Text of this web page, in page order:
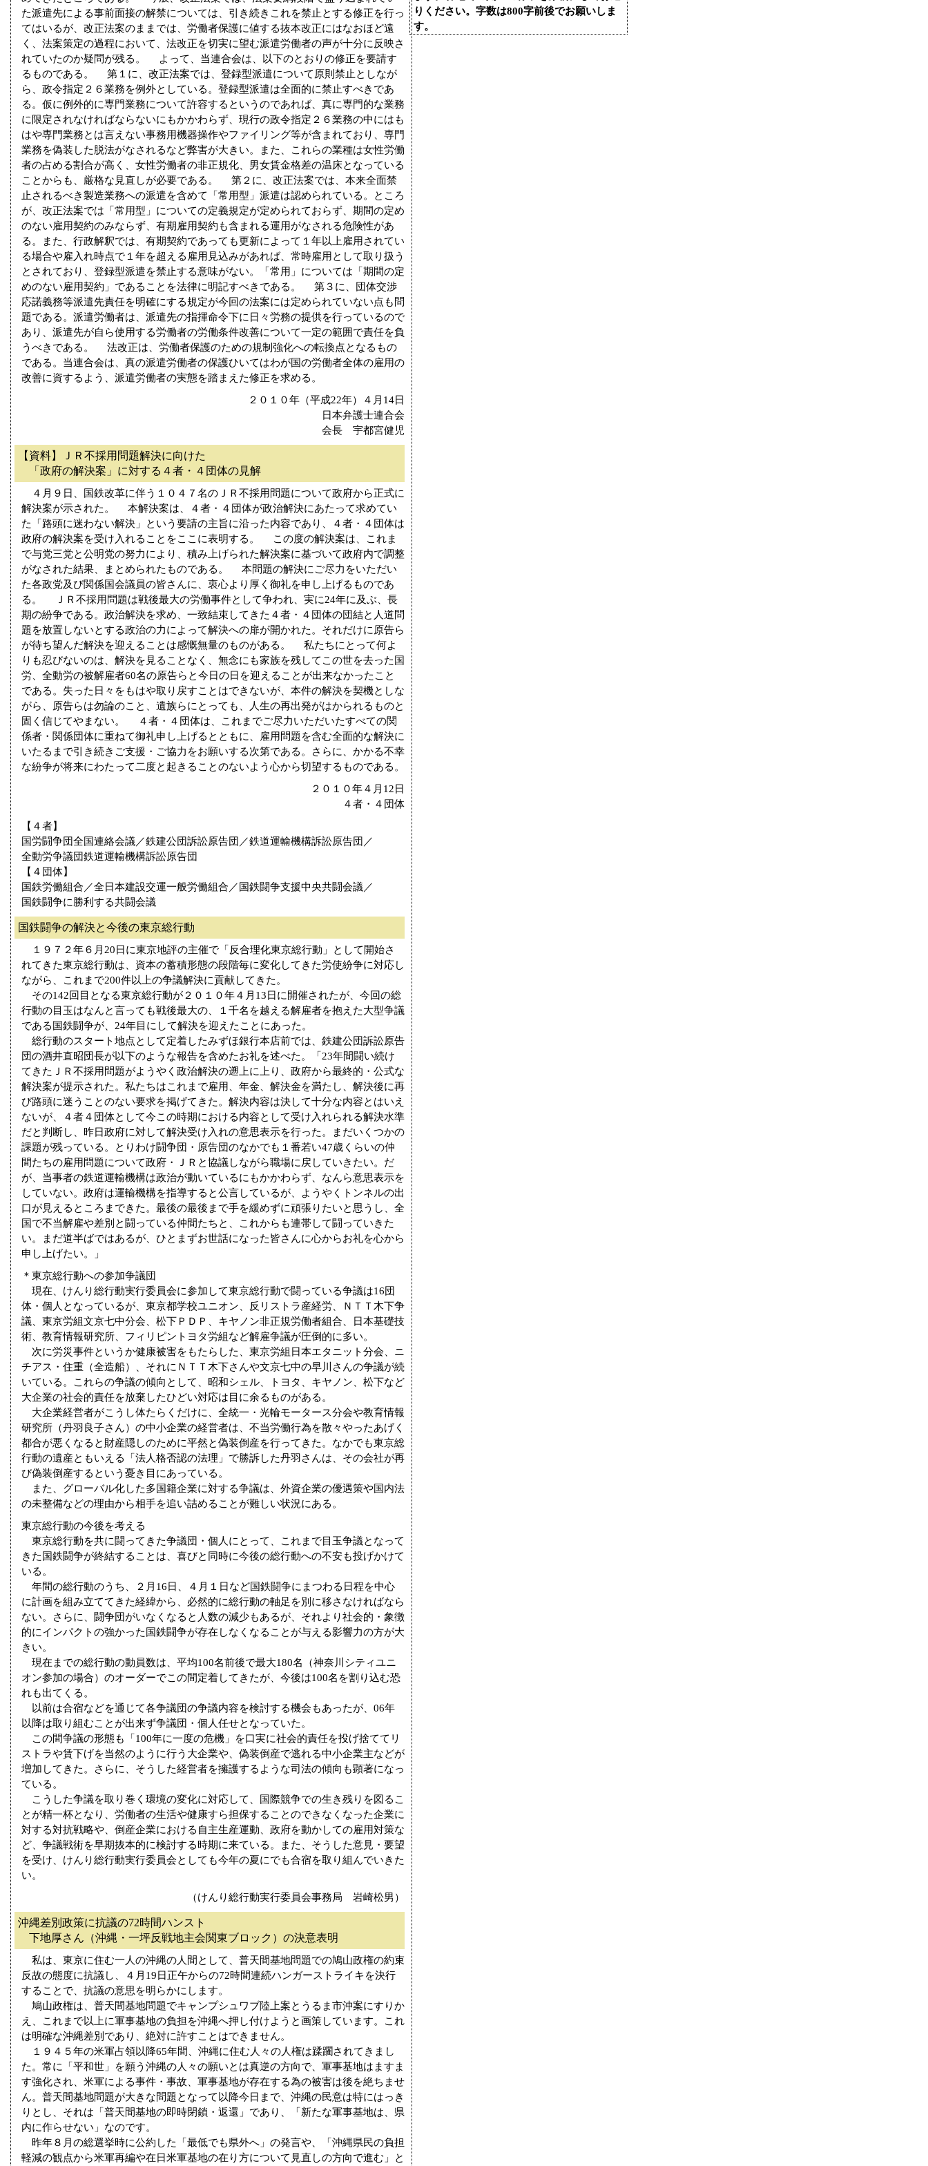
た派遣先による事前面接の解禁については、引き続きこれを禁止とする修正を行っ
てはいるが、改正法案のままでは、労働者保護に値する抜本改正にはなおほど遠
く、法案策定の過程において、法改正を切実に望む派遣労働者の声が十分に反映さ
れていたのか疑問が残る。 よって、当連合会は、以下のとおりの修正を要請す
るものである。 第１に、改正法案では、登録型派遣について原則禁止としなが
ら、政令指定２６業務を例外としている。登録型派遣は全面的に禁止すべきであ
る。仮に例外的に専門業務について許容するというのであれば、真に専門的な業務
に限定されなければならないにもかかわらず、現行の政令指定２６業務の中にはも
はや専門業務とは言えない事務用機器操作やファイリング等が含まれており、専門
業務を偽装した脱法がなされるなど弊害が大きい。また、これらの業種は女性労働
者の占める割合が高く、女性労働者の非正規化、男女賃金格差の温床となっている
ことからも、厳格な見直しが必要である。 第２に、改正法案では、本来全面禁
止されるべき製造業務への派遣を含めて「常用型」派遣は認められている。ところ
が、改正法案では「常用型」についての定義規定が定められておらず、期間の定め
のない雇用契約のみならず、有期雇用契約も含まれる運用がなされる危険性があ
る。また、行政解釈では、有期契約であっても更新によって１年以上雇用されてい
る場合や雇入れ時点で１年を超える雇用見込みがあれば、常時雇用として取り扱う
とされており、登録型派遣を禁止する意味がない。「常用」については「期間の定
めのない雇用契約」であることを法律に明記すべきである。 第３に、団体交渉
応諾義務等派遣先責任を明確にする規定が今回の法案には定められていない点も問
題である。派遣労働者は、派遣先の指揮命令下に日々労務の提供を行っているので
あり、派遣先が自ら使用する労働者の労働条件改善について一定の範囲で責任を負
うべきである。 法改正は、労働者保護のための規制強化への転換点となるもの
である。当連合会は、真の派遣労働者の保護ひいてはわが国の労働者全体の雇用の
改善に資するよう、派遣労働者の実態を踏まえた修正を求める。
２０１０年（平成22年）４月14日
日本弁護士連合会
会長 宇都宮健児
【資料】ＪＲ不採用問題解決に向けた
「政府の解決案」に対する４者・４団体の見解
４月９日、国鉄改革に伴う１０４７名のＪＲ不採用問題について政府から正式に
解決案が示された。 本解決案は、４者・４団体が政治解決にあたって求めてい
た「路頭に迷わない解決」という要請の主旨に沿った内容であり、４者・４団体は
政府の解決案を受け入れることをここに表明する。 この度の解決案は、これま
で与党三党と公明党の努力により、積み上げられた解決案に基づいて政府内で調整
がなされた結果、まとめられたものである。 本問題の解決にご尽力をいただい
た各政党及び関係国会議員の皆さんに、衷心より厚く御礼を申し上げるものであ
る。 ＪＲ不採用問題は戦後最大の労働事件として争われ、実に24年に及ぶ、長
期の紛争である。政治解決を求め、一致結束してきた４者・４団体の団結と人道問
題を放置しないとする政治の力によって解決への扉が開かれた。それだけに原告ら
が待ち望んだ解決を迎えることは感慨無量のものがある。 私たちにとって何よ
りも忍びないのは、解決を見ることなく、無念にも家族を残してこの世を去った国
労、全動労の被解雇者60名の原告らと今日の日を迎えることが出来なかったこと
である。失った日々をもはや取り戻すことはできないが、本件の解決を契機としな
がら、原告らは勿論のこと、遺族らにとっても、人生の再出発がはかられるものと
固く信じてやまない。 ４者・４団体は、これまでご尽力いただいたすべての関
係者・関係団体に重ねて御礼申し上げるとともに、雇用問題を含む全面的な解決に
いたるまで引き続きご支援・ご協力をお願いする次第である。さらに、かかる不幸
な紛争が将来にわたって二度と起きることのないよう心から切望するものである。
２０１０年４月12日
４者・４団体
【４者】
国労闘争団全国連絡会議／鉄建公団訴訟原告団／鉄道運輸機構訴訟原告団／
全動労争議団鉄道運輸機構訴訟原告団
【４団体】
国鉄労働組合／全日本建設交運一般労働組合／国鉄闘争支援中央共闘会議／
国鉄闘争に勝利する共闘会議
国鉄闘争の解決と今後の東京総行動
１９７２年６月20日に東京地評の主催で「反合理化東京総行動」として開始さ
れてきた東京総行動は、資本の蓄積形態の段階毎に変化してきた労使紛争に対応し
ながら、これまで200件以上の争議解決に貢献してきた。
その142回目となる東京総行動が２０１０年４月13日に開催されたが、今回の総
行動の目玉はなんと言っても戦後最大の、１千名を越える解雇者を抱えた大型争議
である国鉄闘争が、24年目にして解決を迎えたことにあった。
総行動のスタート地点として定着したみずほ銀行本店前では、鉄建公団訴訟原告
団の酒井直昭団長が以下のような報告を含めたお礼を述べた。「23年間闘い続け
てきたＪＲ不採用問題がようやく政治解決の遡上に上り、政府から最終的・公式な
解決案が提示された。私たちはこれまで雇用、年金、解決金を満たし、解決後に再
び路頭に迷うことのない要求を掲げてきた。解決内容は決して十分な内容とはいえ
ないが、４者４団体として今この時期における内容として受け入れられる解決水準
だと判断し、昨日政府に対して解決受け入れの意思表示を行った。まだいくつかの
課題が残っている。とりわけ闘争団・原告団のなかでも１番若い47歳くらいの仲
間たちの雇用問題について政府・ＪＲと協議しながら職場に戻していきたい。だ
が、当事者の鉄道運輸機構は政治が動いているにもかかわらず、なんら意思表示を
していない。政府は運輸機構を指導すると公言しているが、ようやくトンネルの出
口が見えるところまできた。最後の最後まで手を緩めずに頑張りたいと思うし、全
国で不当解雇や差別と闘っている仲間たちと、これからも連帯して闘っていきた
い。まだ道半ばではあるが、ひとまずお世話になった皆さんに心からお礼を心から
申し上げたい。」
＊東京総行動への参加争議団
現在、けんり総行動実行委員会に参加して東京総行動で闘っている争議は16団
体・個人となっているが、東京都学校ユニオン、反リストラ産経労、ＮＴＴ木下争
議、東京労組文京七中分会、松下ＰＤＰ、キヤノン非正規労働者組合、日本基礎技
術、教育情報研究所、フィリピントヨタ労組など解雇争議が圧倒的に多い。
次に労災事件というか健康被害をもたらした、東京労組日本エタニット分会、ニ
チアス・住重（全造船）、それにＮＴＴ木下さんや文京七中の早川さんの争議が続
いている。これらの争議の傾向として、昭和シェル、トヨタ、キヤノン、松下など
大企業の社会的責任を放棄したひどい対応は目に余るものがある。
大企業経営者がこうし体たらくだけに、全統一・光輪モータース分会や教育情報
研究所（丹羽良子さん）の中小企業の経営者は、不当労働行為を散々やったあげく
都合が悪くなると財産隠しのために平然と偽装倒産を行ってきた。なかでも東京総
行動の遺産ともいえる「法人格否認の法理」で勝訴した丹羽さんは、その会社が再
び偽装倒産するという憂き目にあっている。
また、グローバル化した多国籍企業に対する争議は、外資企業の優遇策や国内法
の未整備などの理由から相手を追い詰めることが難しい状況にある。
東京総行動の今後を考える
東京総行動を共に闘ってきた争議団・個人にとって、これまで目玉争議となって
きた国鉄闘争が終結することは、喜びと同時に今後の総行動への不安も投げかけて
いる。
年間の総行動のうち、２月16日、４月１日など国鉄闘争にまつわる日程を中心
に計画を組み立ててきた経緯から、必然的に総行動の軸足を別に移さなければなら
ない。さらに、闘争団がいなくなると人数の減少もあるが、それより社会的・象徴
的にインパクトの強かった国鉄闘争が存在しなくなることが与える影響力の方が大
きい。
現在までの総行動の動員数は、平均100名前後で最大180名（神奈川シティユニ
オン参加の場合）のオーダーでこの間定着してきたが、今後は100名を割り込む恐
れも出てくる。
以前は合宿などを通じて各争議団の争議内容を検討する機会もあったが、06年
以降は取り組むことが出来ず争議団・個人任せとなっていた。
この間争議の形態も「100年に一度の危機」を口実に社会的責任を投げ捨ててリ
ストラや賃下げを当然のように行う大企業や、偽装倒産で逃れる中小企業主などが
増加してきた。さらに、そうした経営者を擁護するような司法の傾向も顕著になっ
ている。
こうした争議を取り巻く環境の変化に対応して、国際競争での生き残りを図るこ
とが精一杯となり、労働者の生活や健康すら担保することのできなくなった企業に
対する対抗戦略や、倒産企業における自主生産運動、政府を動かしての雇用対策な
ど、争議戦術を早期抜本的に検討する時期に来ている。また、そうした意見・要望
を受け、けんり総行動実行委員会としても今年の夏にでも合宿を取り組んでいきた
い。
（けんり総行動実行委員会事務局 岩崎松男）
沖縄差別政策に抗議の72時間ハンスト
下地厚さん（沖縄・一坪反戦地主会関東ブロック）の決意表明
私は、東京に住む一人の沖縄の人間として、普天間基地問題での鳩山政権の約束
反故の態度に抗議し、４月19日正午からの72時間連続ハンガーストライキを決行
することで、抗議の意思を明らかにします。
鳩山政権は、普天間基地問題でキャンプシュワブ陸上案とうるま市沖案にすりか
え、これまで以上に軍事基地の負担を沖縄へ押し付けようと画策しています。これ
は明確な沖縄差別であり、絶対に許すことはできません。
１９４５年の米軍占領以降65年間、沖縄に住む人々の人権は蹂躙されてきまし
た。常に「平和世」を願う沖縄の人々の願いとは真逆の方向で、軍事基地はますま
す強化され、米軍による事件・事故、軍事基地が存在する為の被害は後を絶ちませ
ん。普天間基地問題が大きな問題となって以降今日まで、沖縄の民意は特にはっき
りとし、それは「普天間基地の即時閉鎖・返還」であり、「新たな軍事基地は、県
内に作らせない」なのです。
昨年８月の総選挙時に公約した「最低でも県外へ」の発言や、「沖縄県民の負担
軽減の観点から米軍再編や在日米軍基地の在り方について見直しの方向で進む」と
りください。字数は800字前後でお願いしま
す。